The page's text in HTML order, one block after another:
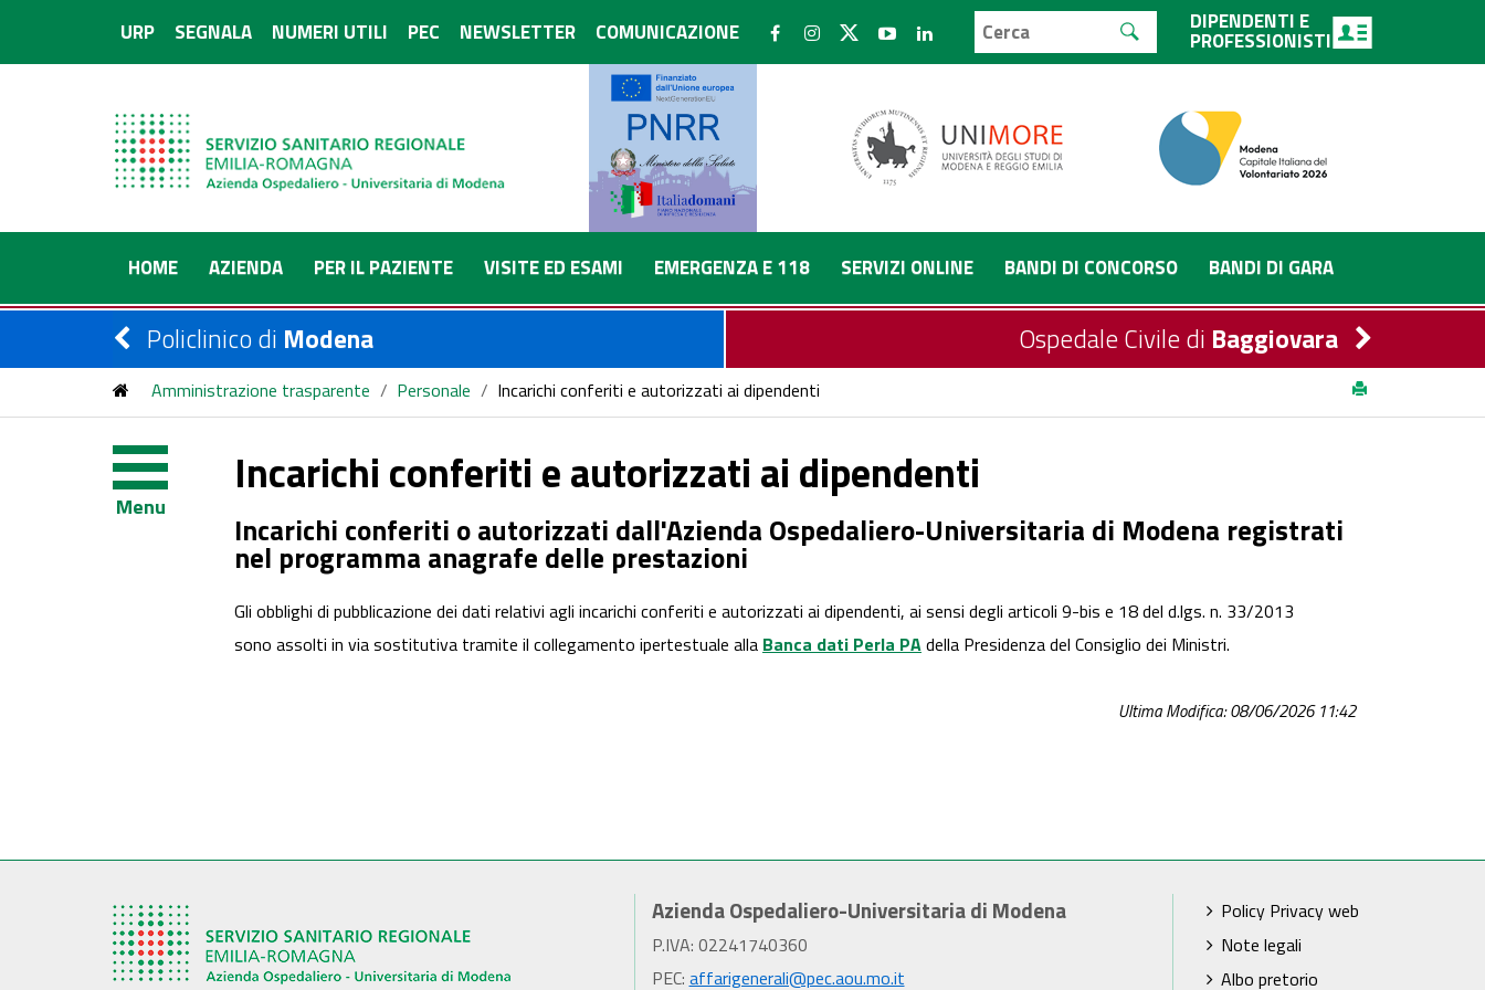
URP SEGNALA NUMERI UTILI PEC NEWSLETTER COMUNICAZIONE DIPENDENTI E
PROFESSIONISTI
HOME AZIENDA PER IL PAZIENTE VISITE ED ESAMI EMERGENZA E 118 SERVIZI ONLINE BANDI DI CONCORSO BANDI DI GARA
Policlinico di Modena Ospedale Civile di Baggiovara
Amministrazione trasparente / Personale / Incarichi conferiti e autorizzati ai dipendenti
Menu
Incarichi conferiti e autorizzati ai dipendenti
Incarichi conferiti o autorizzati dall'Azienda Ospedaliero-Universitaria di Modena registrati
nel programma anagrafe delle prestazioni
Gli obblighi di pubblicazione dei dati relativi agli incarichi conferiti e autorizzati ai dipendenti, ai sensi degli articoli 9-bis e 18 del d.lgs. n. 33/2013
sono assolti in via sostitutiva tramite il collegamento ipertestuale alla Banca dati Perla PAdella Presidenza del Consiglio dei Ministri.
Ultima Modifica: 08/06/2026 11:42
Azienda Ospedaliero-Universitaria di Modena
P.IVA: 02241740360
PEC: affarigenerali@pec.aou.mo.it
Policy Privacy web
Note legali
Albo pretorio